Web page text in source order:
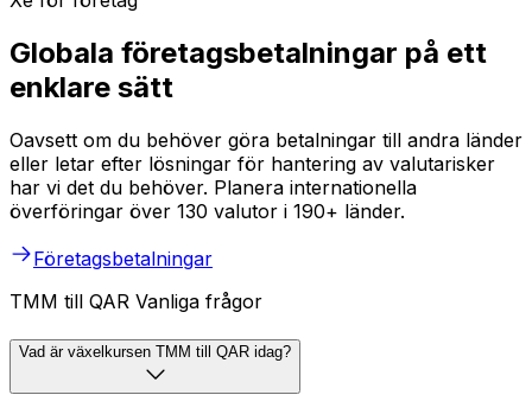
Globala företagsbetalningar på ett
enklare sätt
Oavsett om du behöver göra betalningar till andra länder
eller letar efter lösningar för hantering av valutarisker
har vi det du behöver. Planera internationella
överföringar över 130 valutor i 190+ länder.
Företagsbetalningar
TMM till QAR Vanliga frågor
Vad är växelkursen TMM till QAR idag?